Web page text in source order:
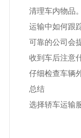
清理车内物品
运输中如何跟
可靠的公司会
收到车后注意
仔细检查车辆
总结
选择轿车运输